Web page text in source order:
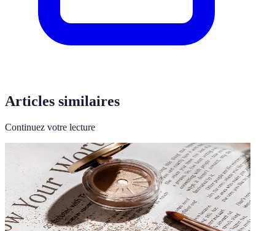
Articles similaires
Continuez votre lecture